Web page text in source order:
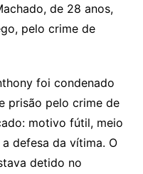
de 28 anos,
pelo crime de
foi condenado
prisão pelo crime de
motivo fútil, meio
defesa da vítima. O
detido no